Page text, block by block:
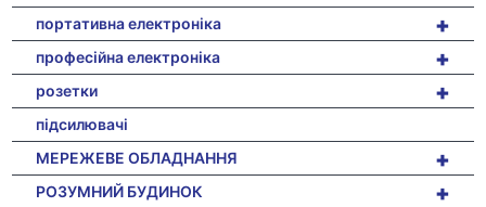
+
портативна електроніка
+
професійна електроніка
+
розетки
підсилювачі
+
МЕРЕЖЕВЕ ОБЛАДНАННЯ
+
РОЗУМНИЙ БУДИНОК